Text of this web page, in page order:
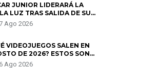
JUNIOR LIDERARÁ LA
LUZ TRAS SALIDA DE SU
POR POLÉMICA CON
SALDAÑA
Ago 2026
VIDEOJUEGOS SALEN EN
DE 2026? ESTOS SON
ESTRENOS MÁS ESPERADOS
Ago 2026